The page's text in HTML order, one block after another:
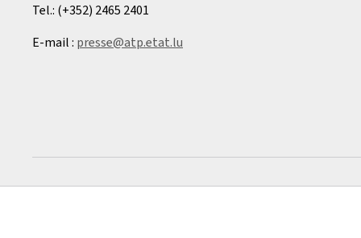
Tel.: (+352) 2465 2401
E-mail : presse@atp.etat.lu